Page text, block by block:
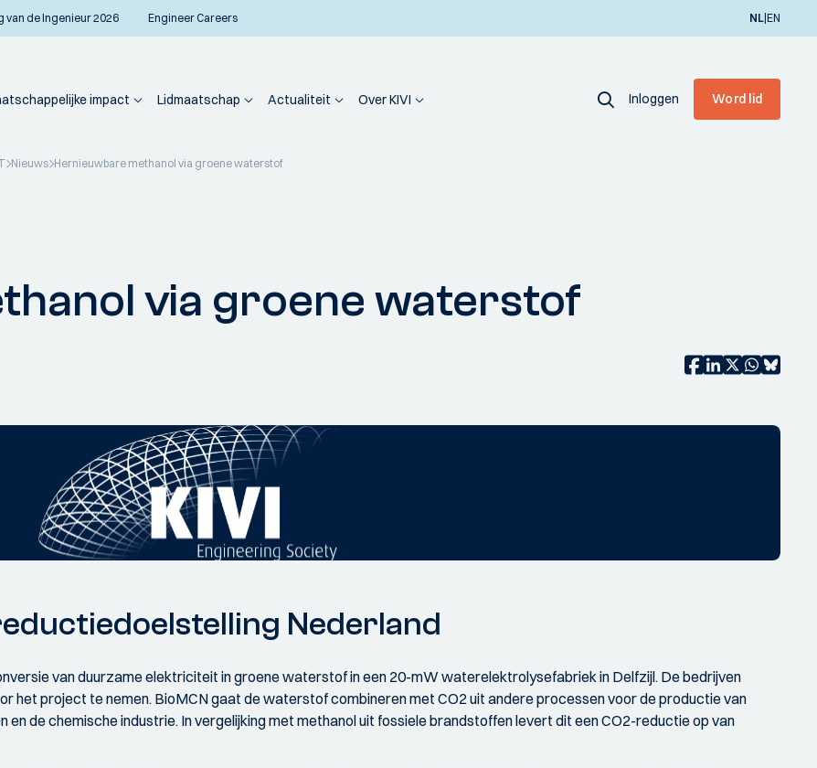
van de Ingenieur 2026 Engineer Careers NL|EN
impact Lidmaatschap Actualiteit Over KIVI Inloggen Word lid
Nieuws Hernieuwbare methanol via groene waterstof
via groene waterstof
Nederland
van duurzame elektriciteit in groene waterstof in een 20-mW waterelektrolysefabriek in Delfzijl. De bedrijven
het project te nemen. BioMCN gaat de waterstof combineren met CO2 uit andere processen voor de productie van
de chemische industrie. In vergelijking met methanol uit fossiele brandstoffen levert dit een CO2-reductie op van